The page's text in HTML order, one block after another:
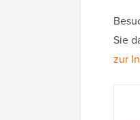
Sie
zur